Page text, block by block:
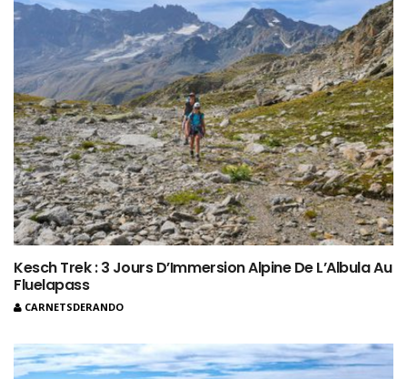
Kesch Trek : 3 Jours D’Immersion Alpine De L’Albula Au
Fluelapass
CARNETSDERANDO